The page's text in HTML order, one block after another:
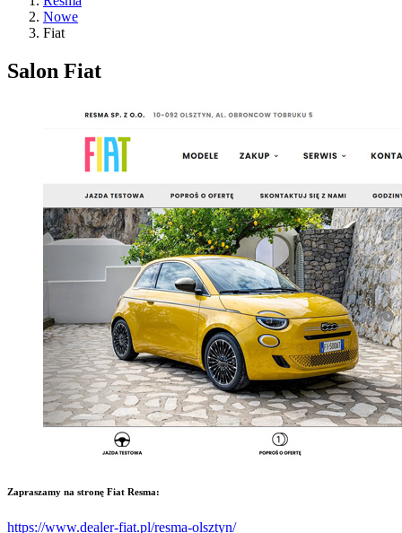
Nowe
Fiat
Salon Fiat
Zapraszamy na stronę Fiat Resma:
https://www.dealer-fiat.pl/resma-olsztyn/